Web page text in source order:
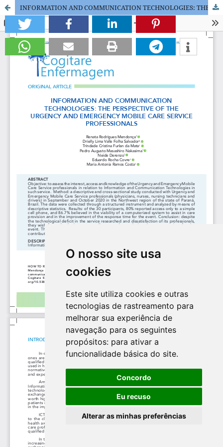
O nosso site usa
cookies
Este site utiliza cookies e outras
tecnologias de rastreamento para
melhorar sua experiência de
navegação para os seguintes
propósitos: para ativar a
funcionalidade básica do site.
Concordo
Eu recuso
Alterar as minhas preferências
INFORMATION AND COMMUNICATION TECHNOLOGIES: THE PERSPECTIVE OF THE URGENCY AND EMERGENCY MOBILE CARE SERVICE PROFESSIONALS